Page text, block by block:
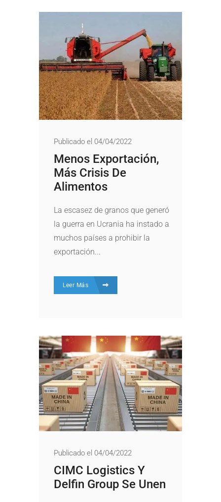
Publicado el 04/04/2022
Menos Exportación,
Más Crisis De
Alimentos
La escasez de granos que generó
la guerra en Ucrania ha instado a
muchos países a prohibir la
exportación...
Leer Más
Publicado el 04/04/2022
CIMC Logistics Y
Delfin Group Se Unen